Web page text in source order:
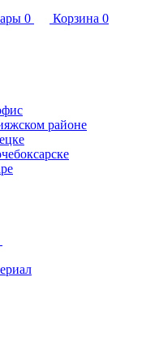
0 Корзина 0
районе